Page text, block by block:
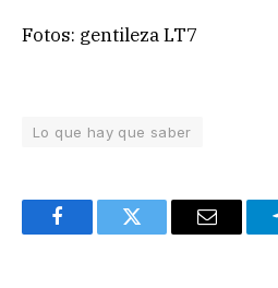
Fotos: gentileza LT7
Lo que hay que saber
FacebookTwitter Email